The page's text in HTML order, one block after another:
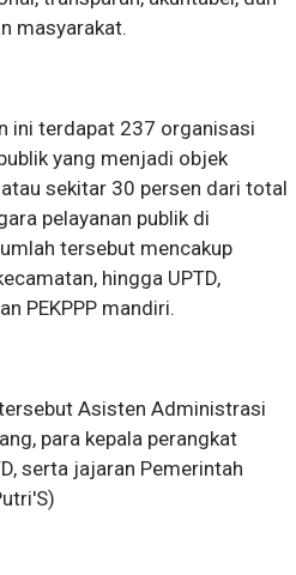
masyarakat.
ini terdapat 237 organisasi
yang menjadi objek
sekitar 30 persen dari total
pelayanan publik di
tersebut mencakup
hingga UPTD,
PEKPPP mandiri.
Asisten Administrasi
para kepala perangkat
serta jajaran Pemerintah